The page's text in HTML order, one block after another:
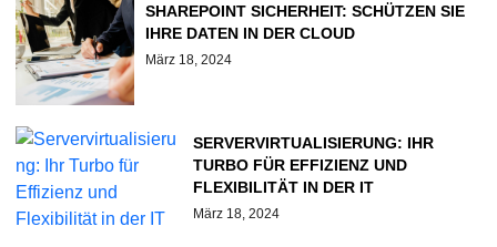
SHAREPOINT SICHERHEIT: SCHÜTZEN SIE
IHRE DATEN IN DER CLOUD
März 18, 2024
SERVERVIRTUALISIERUNG: IHR
TURBO FÜR EFFIZIENZ UND
FLEXIBILITÄT IN DER IT
März 18, 2024